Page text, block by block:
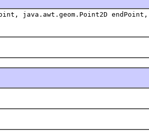
java.awt.geom.Point2D endPoint,